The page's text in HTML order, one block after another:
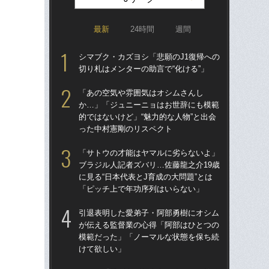
最新 24時間 週間
シマブク・カズヨシ「悲願のJ1復帰への
切り札はメンターの助言で“化ける”」
「あの空気や雰囲気はオシムさんし
か…」「ジュニーニョはお世辞にも模範
的ではないけど」“魅力的な人物”と出会
った中村憲剛のリスペクト
「サトウの才能はヤマルに劣らないよ」
ブラジル人記者ズバリ…佐藤龍之介19歳
に見る“日本代表とJ育成の大問題”とは
「ピッチ上で年功序列はいらない」
引退表明した愛弟子・阿部勇樹にオシム
が伝える監督業の心得「阿部はひとつの
模範だった」「ノーマルな状態を保ち続
けて欲しい」